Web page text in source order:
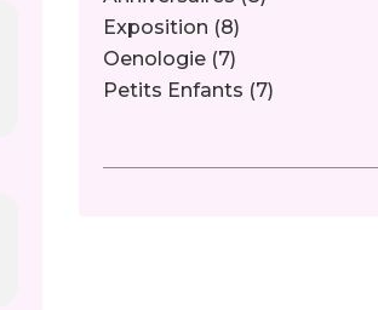
Exposition (8)
Oenologie (7)
Petits Enfants (7)